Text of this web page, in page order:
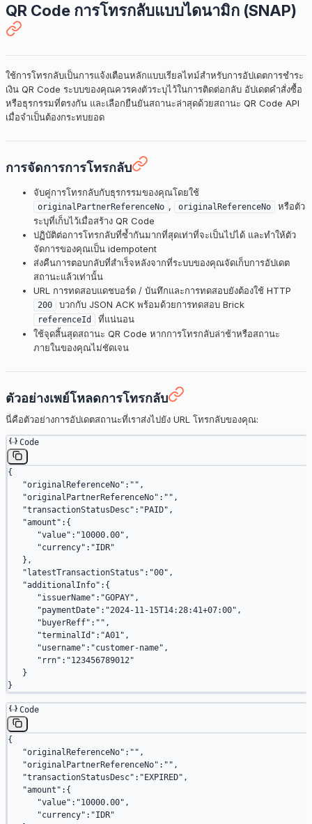
QR Code การโทรกลับแบบไดนามิก (SNAP)
ใช้การโทรกลับเป็นการแจ้งเตือนหลักแบบเรียลไทม์สำหรับการอัปเดตการชำระ
เงิน QR Code ระบบของคุณควรคงตัวระบุไว้ในการติดต่อกลับ อัปเดตคำสั่งซื้อ
หรือธุรกรรมที่ตรงกัน และเลือกยืนยันสถานะล่าสุดด้วยสถานะ QR Code API
เมื่อจำเป็นต้องกระทบยอด
การจัดการการโทรกลับ
จับคู่การโทรกลับกับธุรกรรมของคุณโดยใช้
originalPartnerReferenceNo , originalReferenceNo
หรือตัว
ระบุที่เก็บไว้เมื่อสร้าง QR Code
ปฏิบัติต่อการโทรกลับที่ซ้ำกันมากที่สุดเท่าที่จะเป็นไปได้ และทำให้ตัว
จัดการของคุณเป็น idempotent
ส่งคืนการตอบกลับที่สำเร็จหลังจากที่ระบบของคุณจัดเก็บการอัปเดต
สถานะแล้วเท่านั้น
URL การทดสอบแดชบอร์ด / บันทึกและการทดสอบยังต้องใช้ HTTP
200 บวกกับ JSON ACK พร้อมด้วยการทดสอบ Brick
referenceId
ที่แน่นอน
ใช้จุดสิ้นสุดสถานะ QR Code หากการโทรกลับล่าช้าหรือสถานะ
ภายในของคุณไม่ชัดเจน
ตัวอย่างเพย์โหลดการโทรกลับ
นี่คือตัวอย่างการอัปเดตสถานะที่เราส่งไปยัง URL โทรกลับของคุณ:
Code
{
   "originalReferenceNo"
: "" ,
   "originalPartnerReferenceNo"
: "" ,
   "transactionStatusDesc"
: "PAID" ,
   "amount"
:{
      "value"
: "10000.00" ,
      "currency"
: "IDR"
   },
   "latestTransactionStatus"
: "00" ,
   "additionalInfo"
:{
      "issuerName"
: "GOPAY" ,
      "paymentDate"
: "2024-11-15T14:28:41+07:00" ,
      "buyerReff"
: "" ,
      "terminalId"
: "A01" ,
      "username"
: "customer-name" ,
      "rrn"
: "123456789012"
   }
}
Code
{
   "originalReferenceNo"
: "" ,
   "originalPartnerReferenceNo"
: "" ,
   "transactionStatusDesc"
: "EXPIRED" ,
   "amount"
:{
      "value"
: "10000.00" ,
      "currency"
: "IDR"